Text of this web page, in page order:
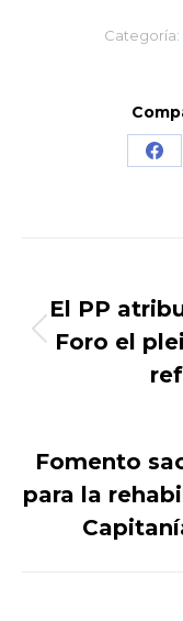
Categoría:
entre
El PP
Foro el
Fomento
para la